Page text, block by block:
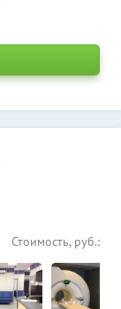
Стоимость, руб.: